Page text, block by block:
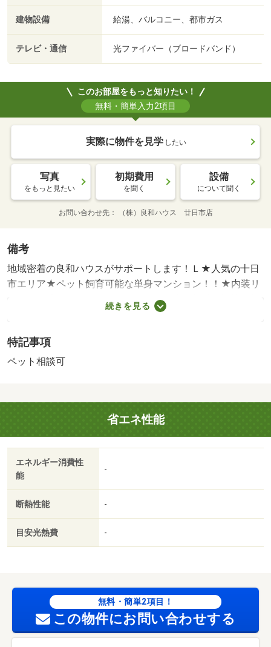
建物設備 給湯、バルコニー、都市ガス
テレビ・通信 光ファイバー（ブロードバンド）
このお部屋をもっと知りたい！
無料・簡単入力2項目
実際に物件を見学 したい
写真
をもっと見たい
初期費用
を聞く
設備
について聞く
お問い合わせ先 （株）良和ハウス 廿日市店
備考
地域密着の良和ハウスがサポートします！Ｌ★人気の十日
市エリア★ペット飼育可能な単身マンション！！★内装リ
フォーム済みのキレイなお部屋です★広・賃貸保証等：加
入要（全保連株式会社 【初回】総賃料の５０％（下限２
連】）・維持費等：良和安心サポート１，４３０円／月・
火災保険料１，０００円／月・【良和ハウス】お待ち合わ
ていただきます。お気軽にお問合せくださいませ。/カギ交
換代 22000円/除菌消臭費 24200円
続きを見る
特記事項
ペット相談可
省エネ性能
エネルギー消費性
能
-
断熱性能 -
目安光熱費 -
無料・簡単2項目！
この物件にお問い合わせする